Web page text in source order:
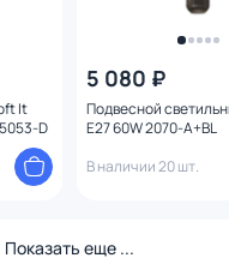
It
D
5 080 ₽
Подвесной
E27 60W 2070-A+BL
В наличии 20 шт.
Показать еще ...